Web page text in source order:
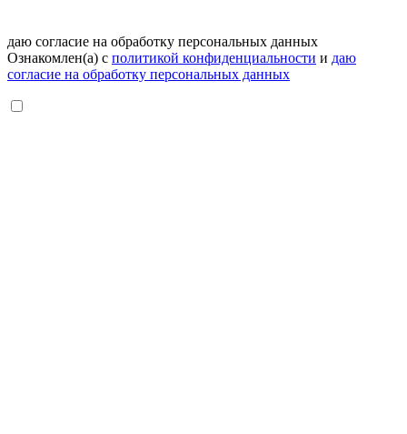
даю согласие на обработку персональных данных
Ознакомлен(а) с политикой конфиденциальности и даю
согласие на обработку персональных данных